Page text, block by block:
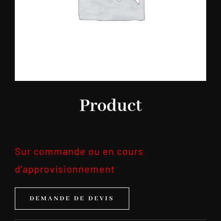
Product
Sur commande ou en cours
d'approvisionnement
DEMANDE DE DEVIS